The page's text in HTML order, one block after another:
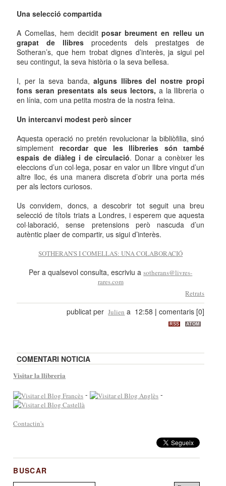
Una selecció compartida
A Comellas, hem deciditposar breument en relleu un
grapat de llibresprocedents dels prestatges de
Sotheran’s, que hem trobat dignes d’interès, ja sigui pel
seu contingut, la seva història o la seva bellesa.
I, per la seva banda,alguns llibres del nostre propi
fons seran presentats als seus lectors, a la llibreria o
en línia, com una petita mostra de la nostra feina.
Un intercanvi modest però sincer
Aquesta operació no pretén revolucionar la bibliòfilia, sinó
simplement recordar que les llibreries són també
espais de diàleg i de circulació. Donar a conèixer les
eleccions d’un col·lega, posar en valor un llibre vingut d’un
altre lloc, és una manera discreta d’obrir una porta més
per als lectors curiosos.
Us convidem, doncs, a descobrir tot seguit una breu
selecció de títols triats a Londres, i esperem que aquesta
col·laboració, sense pretensions però nascuda d’un
autèntic plaer de compartir, us sigui d’interès.
SOTHERAN'S I COMELLAS: UNA COLABORACIÓ
Per a qualsevol consulta, escriviu asotherans@livres-
rares.com
Retrats
publicat per Julien a 12:58 |comentaris [0]
RSS ATOM
COMENTARI NOTICIA
Visitar la llibreria
- -
Contactin's
BUSCAR